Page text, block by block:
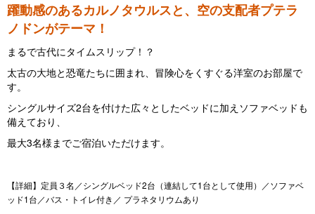
o
u
s
躍動感のあるカルノタウルスと、空の支配者プテラ
ノドンがテーマ！
まるで古代にタイムスリップ！？
太古の大地と恐竜たちに囲まれ、冒険心をくすぐる洋室のお部屋で
す。
シングルサイズ2台を付けた広々としたベッドに加えソファベッドも
備えており、
最大3名様までご宿泊いただけます。
【詳細】定員３名／シングルベッド2台（連結して1台として使用）／ソファベ
ッド1台／バス・トイレ付き／ プラネタリウムあり